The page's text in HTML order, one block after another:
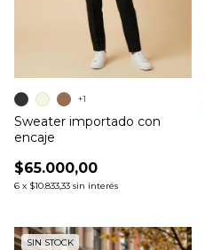
Sweater importado con
encaje
$65.000,00
6 x $10.833,33 sin interés
+1
SIN STOCK